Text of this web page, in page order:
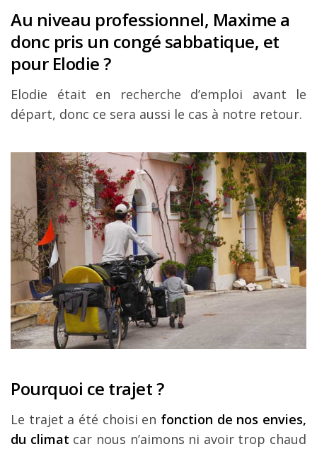
Au niveau professionnel, Maxime a
donc pris un congé sabbatique, et
pour Elodie ?
Elodie était en recherche d’emploi avant le
départ, donc ce sera aussi le cas à notre retour.
Pourquoi ce trajet ?
Le trajet a été choisi en fonction de nos envies,
du climat car nous n’aimons ni avoir trop chaud